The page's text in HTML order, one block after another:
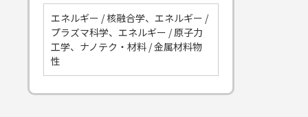
エネルギー / 核融合学、エネルギー /
プラズマ科学、エネルギー / 原子力
工学、ナノテク・材料 / 金属材料物
性